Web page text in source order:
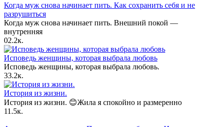
Когда муж снова начинает пить. Как сохранить себя и не
разрушиться
Когда муж снова начинает пить. Внешний покой —
внутренняя
02.2к.
Исповедь женщины, которая выбрала любовь
Исповедь женщины, которая выбрала любовь.
33.2к.
История из жизни.
История из жизни. 😊Жила я спокойно и размеренно
11.5к.